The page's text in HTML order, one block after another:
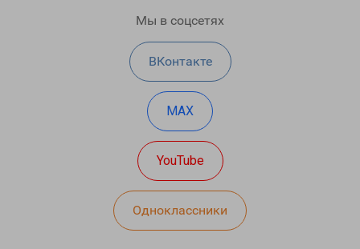
Мы в соцсетях
ВКонтакте
MAX
YouTube
Одноклассники